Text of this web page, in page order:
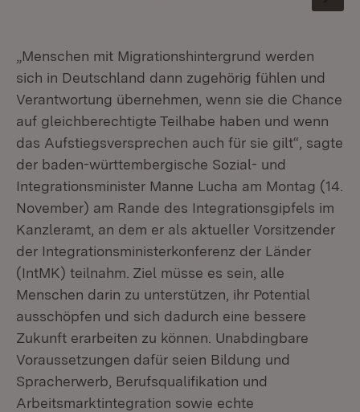
„Menschen mit Migrationshintergrund werden
sich in Deutschland dann zugehörig fühlen und
Verantwortung übernehmen, wenn sie die Chance
auf gleichberechtigte Teilhabe haben und wenn
das Aufstiegsversprechen auch für sie gilt“, sagte
der baden-württembergische Sozial- und
Integrationsminister Manne Lucha am Montag (14.
November) am Rande des Integrationsgipfels im
Kanzleramt, an dem er als aktueller Vorsitzender
der Integrationsministerkonferenz der Länder
(IntMK) teilnahm. Ziel müsse es sein, alle
Menschen darin zu unterstützen, ihr Potential
ausschöpfen und sich dadurch eine bessere
Zukunft erarbeiten zu können. Unabdingbare
Voraussetzungen dafür seien Bildung und
Spracherwerb, Berufsqualifikation und
Arbeitsmarktintegration sowie echte